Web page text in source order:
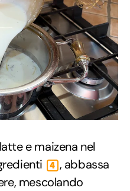
e maizena nel
4 , abbassa
mescolando